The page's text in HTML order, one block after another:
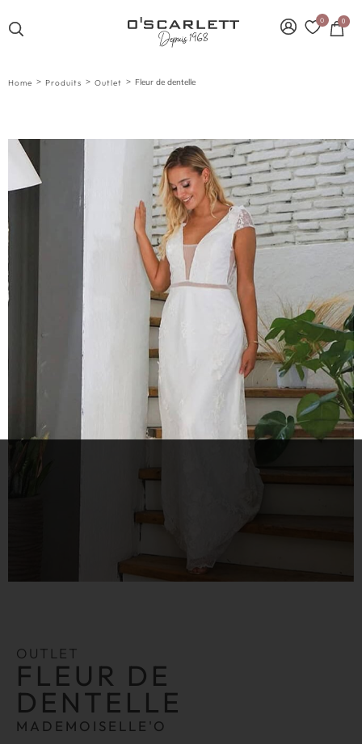
0 0
Home > Produits > Outlet > Fleur de dentelle
OUTLET
FLEUR DE
DENTELLE
MADEMOISELLE'O